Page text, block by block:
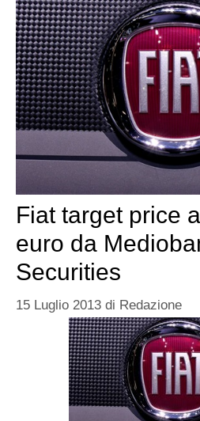
Fiat target price
euro da
Securities
15 Luglio 2013 di Redazione